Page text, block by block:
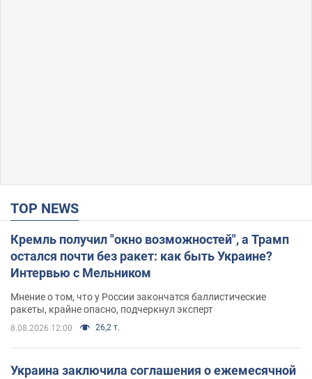
TOP NEWS
Кремль получил "окно возможностей", а Трамп
остался почти без ракет: как быть Украине?
Интервью с Мельником
Мнение о том, что у России закончатся баллистические
ракеты, крайне опасно, подчеркнул эксперт
8.08.2026 12:00 26,2 т.
Украина заключила соглашения о ежемесячной